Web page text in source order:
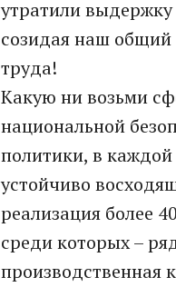
утратили выдержку
созидая наш общий
труда!
Какую ни возьми
национальной
политики, в
устойчиво
реализация более
среди которых –
производственная